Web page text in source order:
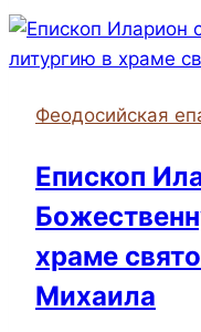
Феодосийская
Епископ
храме
Михаила